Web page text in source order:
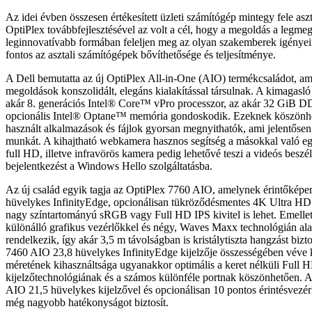
Az idei évben összesen értékesített üzleti számítógép mintegy fele
OptiPlex továbbfejlesztésével az volt a cél, hogy a megoldás a
leginnovatívabb formában feleljen meg az olyan szakemberek
fontos az asztali számítógépek bővíthetősége és teljesítménye.
A Dell bemutatta az új OptiPlex All-in-One (AIO) termékcsaládot,
megoldások konszolidált, elegáns kialakítással társulnak. A
akár 8. generációs Intel® Core™ vPro processzor, az akár 32 GiB
opcionális Intel® Optane™ memória gondoskodik. Ezeknek
használt alkalmazások és fájlok gyorsan megnyithatók, ami
munkát. A kihajtható webkamera hasznos segítség a másokkal való
full HD, illetve infravörös kamera pedig lehetővé teszi a videós
bejelentkezést a Windows Hello szolgáltatásba.
Az új család egyik tagja az OptiPlex 7760 AIO, amelynek
hüvelykes InfinityEdge, opcionálisan tükröződésmentes 4K Ultra
nagy színtartományú sRGB vagy Full HD IPS kivitel is lehet.
különálló grafikus vezérlőkkel és négy, Waves Maxx technológián
rendelkezik, így akár 3,5 m távolságban is kristálytiszta hangzást
7460 AIO 23,8 hüvelykes InfinityEdge kijelzője összességében véve
méretének kihasználtsága ugyanakkor optimális a keret nélküli Full
kijelzőtechnológiának és a számos különféle portnak köszönhetően.
AIO 21,5 hüvelykes kijelzővel és opcionálisan 10 pontos
még nagyobb hatékonyságot biztosít.